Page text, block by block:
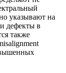
указывают на
дефекты в
также